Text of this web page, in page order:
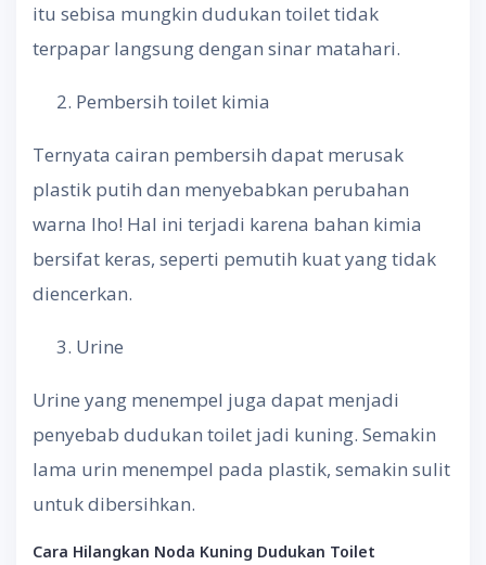
itu sebisa mungkin dudukan toilet tidak
terpapar langsung dengan sinar matahari.
Pembersih toilet kimia
Ternyata cairan pembersih dapat merusak
plastik putih dan menyebabkan perubahan
warna lho! Hal ini terjadi karena bahan kimia
bersifat keras, seperti pemutih kuat yang tidak
diencerkan.
Urine
Urine yang menempel juga dapat menjadi
penyebab dudukan toilet jadi kuning. Semakin
lama urin menempel pada plastik, semakin sulit
untuk dibersihkan.
Cara Hilangkan Noda Kuning Dudukan Toilet